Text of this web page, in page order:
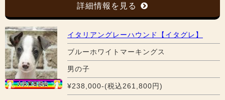
詳細情報を見る
イタリアングレーハウンド【イタグレ】
ブルーホワイトマーキングス
男の子
¥238,000-(税込261,800円)